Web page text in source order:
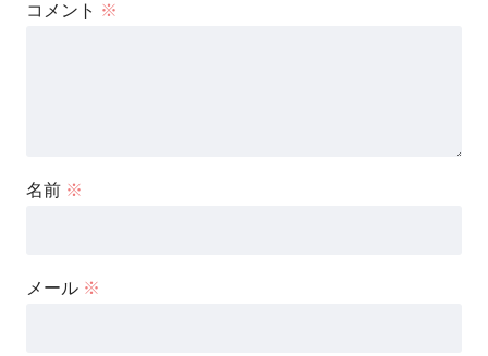
コメント ※
名前 ※
メール ※